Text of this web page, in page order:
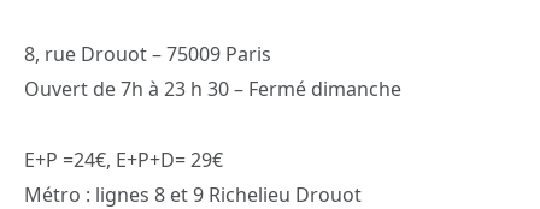
8, rue Drouot – 75009 Paris
Ouvert de 7h à 23 h 30 – Fermé dimanche
E+P =24€, E+P+D= 29€
Métro : lignes 8 et 9 Richelieu Drouot